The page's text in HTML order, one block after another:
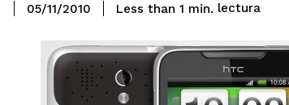
05/11/2010 Less than 1 min. lectura